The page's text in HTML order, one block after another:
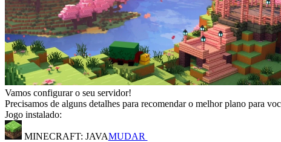
Vamos configurar o seu servidor!
Precisamos de alguns detalhes para recomendar o melhor plano para
Jogo instalado:
MINECRAFT: JAVAMUDAR